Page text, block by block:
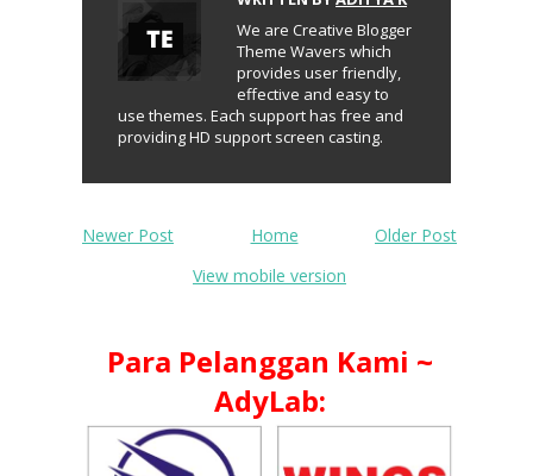
We are Creative Blogger
Theme Wavers which
provides user friendly,
effective and easy to
use themes. Each support has free and
providing HD support screen casting.
Newer Post Older Post
Home
View mobile version
Para Pelanggan Kami ~
AdyLab: